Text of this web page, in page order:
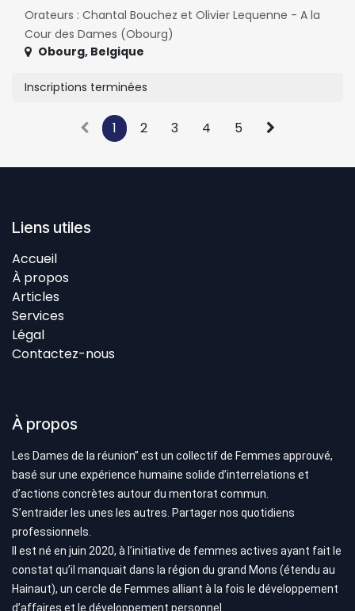
Orateurs : Chantal Bouchez et Olivier Lequenne - A la
Cour des Dames (Obourg)
Obourg, Belgique
Inscriptions terminées
1 2 3 4 5
Liens utiles
Accueil
À propos
Articles
Services
Légal
Contactez-nous
À propos
Les Dames de la réunion’’ est un collectif de Femmes approuvé,
basé sur une expérience humaine solide d’interrelations et
d’actions concrètes autour du mentorat commun.
S’entraider les unes les autres. Partager nos quotidiens
professionnels.
Il est né en juin 2020, à l’initiative de femmes actives ayant fait le
constat qu’il manquait dans la région du grand Mons (étendu au
Hainaut), un cercle de Femmes alliant à la fois le développement
d’affaires et le développement personnel.